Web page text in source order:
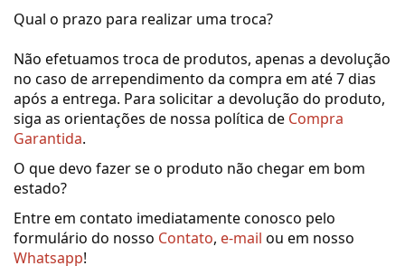
Qual o prazo para realizar uma troca?
Não efetuamos troca de produtos, apenas a devolução
no caso de arrependimento da compra em até 7 dias
após a entrega. Para solicitar a devolução do produto,
siga as orientações de nossa política de Compra
Garantida.
O que devo fazer se o produto não chegar em bom
estado?
Entre em contato imediatamente conosco pelo
formulário do nosso Contato, e-mail ou em nosso
Whatsapp!